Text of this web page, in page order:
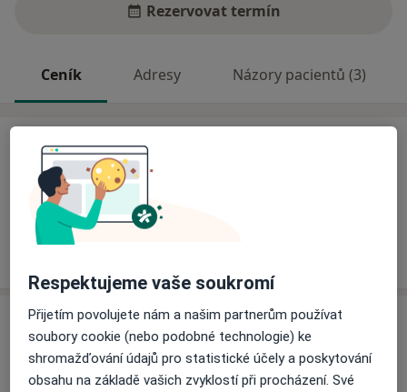
Rezervovat termín
Ceník Adresy Názory pacientů (3)
Ceník
Informace o službách a cenách nejsou k dispozici
Tento specialista ještě nepřidával žádné informace o
svých službách.
Adresa
Praktický lékař pro děti a dorost
Hlavní 160,Dolní Životice 74756
Respektujeme vaše soukromí
Přijetím povolujete nám a našim partnerům používat
soubory cookie (nebo podobné technologie) ke
shromažďování údajů pro statistické účely a poskytování
obsahu na základě vašich zvyklostí při procházení. Své